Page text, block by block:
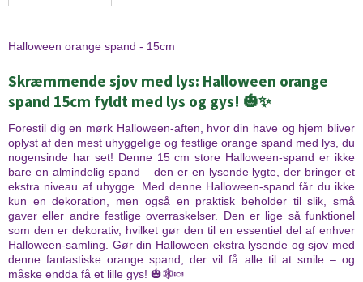
Halloween orange spand - 15cm
Skræmmende sjov med lys: Halloween orange
spand 15cm fyldt med lys og gys! 🎃✨
Forestil dig en mørk Halloween-aften, hvor din have og hjem bliver
oplyst af den mest uhyggelige og festlige orange spand med lys, du
nogensinde har set! Denne 15 cm store Halloween-spand er ikke
bare en almindelig spand – den er en lysende lygte, der bringer et
ekstra niveau af uhygge. Med denne Halloween-spand får du ikke
kun en dekoration, men også en praktisk beholder til slik, små
gaver eller andre festlige overraskelser. Den er lige så funktionel
som den er dekorativ, hvilket gør den til en essentiel del af enhver
Halloween-samling. Gør din Halloween ekstra lysende og sjov med
denne fantastiske orange spand, der vil få alle til at smile – og
måske endda få et lille gys! 🎃🕸️🍬